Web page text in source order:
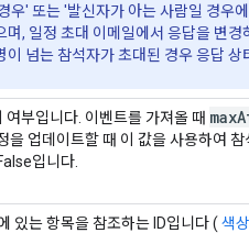
우' 또는 '발신자가 아는 사람일 경우
며, 일정 초대 이메일에서 응답을 변경
넘는 참석자가 초대된 경우 응답 상
부입니다. 이벤트를 가져올 때 max
업데이트할 때 이 값을 사용하여 참
입니다.
있는 항목을 참조하는 ID입니다 ( 색